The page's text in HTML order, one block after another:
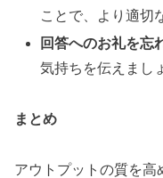
ことで、より適切
回答へのお礼を忘
気持ちを伝えまし
まとめ
アウトプットの質を高